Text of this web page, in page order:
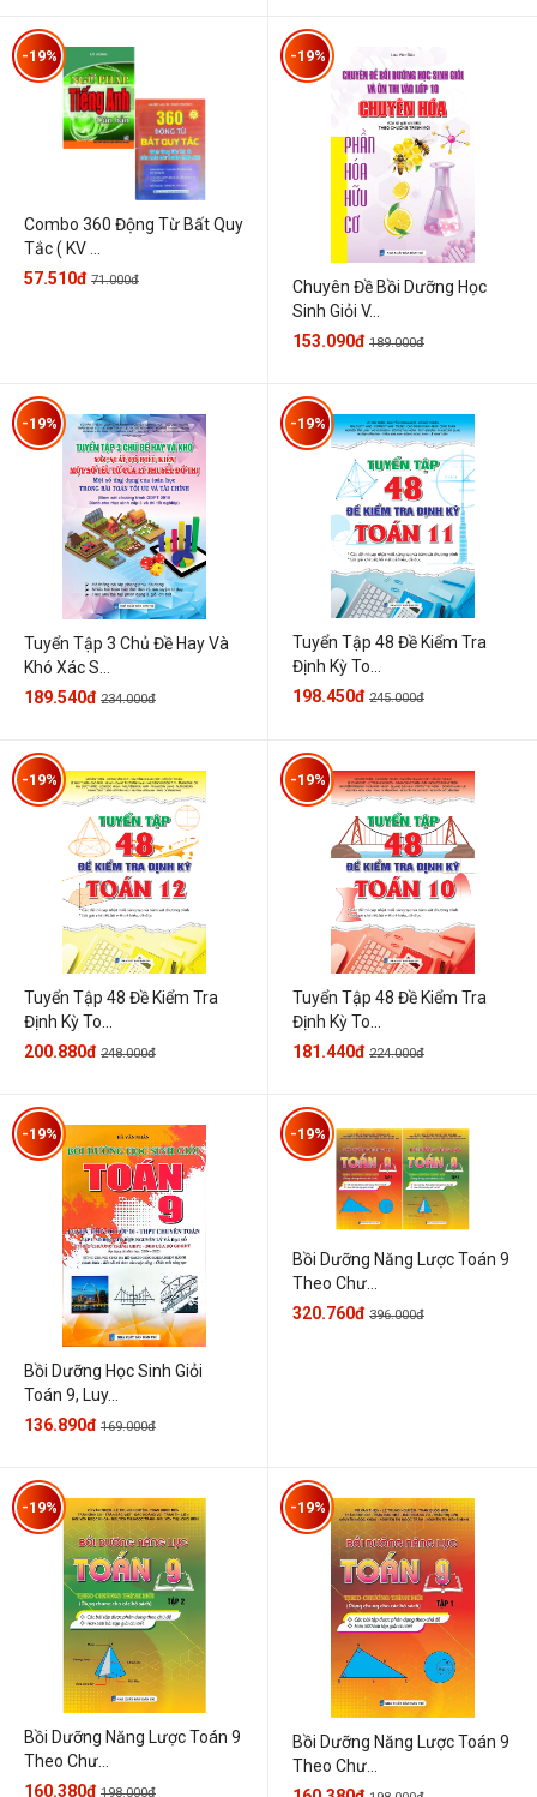
Combo 360 Động Từ Bất Quy
Tắc ( KV ...
-19%
57.510đ 71.000đ
Chuyên Đề Bồi Dưỡng Học
Sinh Giỏi V...
-19%
153.090đ 189.000đ
Tuyển Tập 3 Chủ Đề Hay Và
Khó Xác S...
-19%
189.540đ 234.000đ
Tuyển Tập 48 Đề Kiểm Tra
Định Kỳ To...
-19%
198.450đ 245.000đ
Tuyển Tập 48 Đề Kiểm Tra
Định Kỳ To...
-19%
200.880đ 248.000đ
Tuyển Tập 48 Đề Kiểm Tra
Định Kỳ To...
-19%
181.440đ 224.000đ
Bồi Dưỡng Học Sinh Giỏi
Toán 9, Luy...
-19%
136.890đ 169.000đ
Bồi Dưỡng Năng Lược Toán 9
Theo Chư...
-19%
320.760đ 396.000đ
Bồi Dưỡng Năng Lược Toán 9
Theo Chư...
-19%
160.380đ 198.000đ
Bồi Dưỡng Năng Lược Toán 9
Theo Chư...
-19%